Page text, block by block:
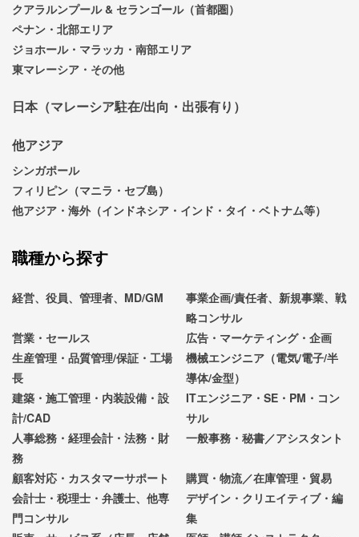
クアラルンプール & セランゴール（首都圏）
ペナン・北部エリア
ジョホール・マラッカ・南部エリア
東マレーシア・その他
日本（マレーシア駐在/出向・出張有り）
他アジア
シンガポール
フィリピン（マニラ・セブ島）
他アジア・海外（インドネシア・インド・タイ・ベトナム等）
職種から探す
経営、役員、管理者、MD/GM
事業企画/責任者、新規事業、戦
略コンサル
営業・セールス
広告・マーケティング・企画
生産管理・品質管理/保証・工場
長
機械エンジニア（電気/電子/半
導体/金型）
建築・施工管理・内装設備・設
計/CAD
ITエンジニア・SE・PM・コン
サル
人事総務・経理会計・法務・財
務
一般事務・秘書／アシスタント
顧客対応・カスタマーサポート
購買・物流／在庫管理・貿易
会計士・税理士・弁護士、他専
門コンサル
デザイン・クリエイティブ・編
集